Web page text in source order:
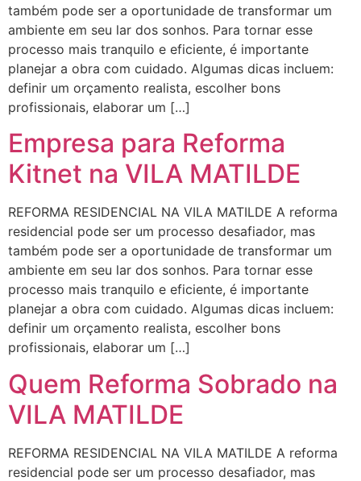
também pode ser a oportunidade de transformar um
ambiente em seu lar dos sonhos. Para tornar esse
processo mais tranquilo e eficiente, é importante
planejar a obra com cuidado. Algumas dicas incluem:
definir um orçamento realista, escolher bons
profissionais, elaborar um […]
Empresa para Reforma
Kitnet na VILA MATILDE
REFORMA RESIDENCIAL NA VILA MATILDE A reforma
residencial pode ser um processo desafiador, mas
também pode ser a oportunidade de transformar um
ambiente em seu lar dos sonhos. Para tornar esse
processo mais tranquilo e eficiente, é importante
planejar a obra com cuidado. Algumas dicas incluem:
definir um orçamento realista, escolher bons
profissionais, elaborar um […]
Quem Reforma Sobrado na
VILA MATILDE
REFORMA RESIDENCIAL NA VILA MATILDE A reforma
residencial pode ser um processo desafiador, mas